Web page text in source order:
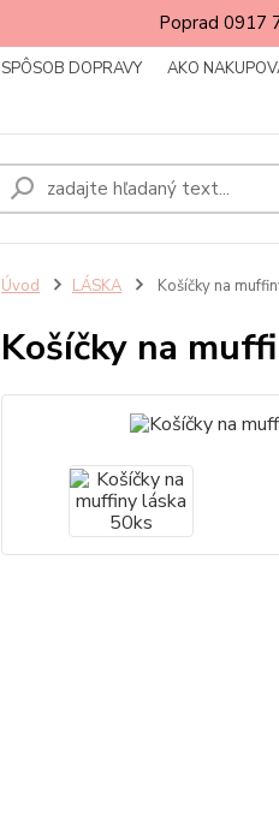
Poprad 0917
SPÔSOB DOPRAVY AKO
Úvod LÁSKA Košíčky na
Košíčky na